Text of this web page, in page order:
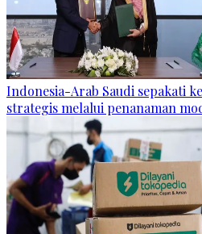
Indonesia-Arab Saudi sepakati
strategis melalui penanaman